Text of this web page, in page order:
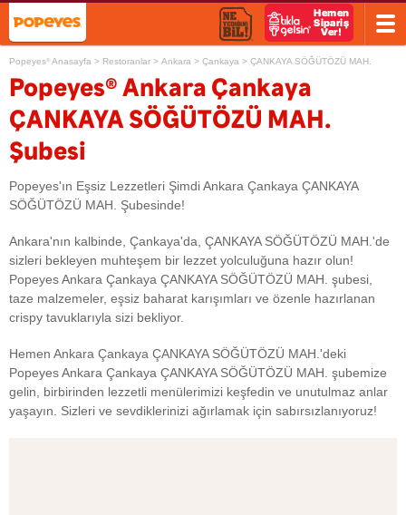
Popeyes® Anasayfa > Restoranlar > Ankara > Çankaya > ÇANKAYA SÖĞÜTÖZÜ MAH.
Popeyes® Ankara Çankaya
ÇANKAYA SÖĞÜTÖZÜ MAH.
Şubesi
Popeyes'ın Eşsiz Lezzetleri Şimdi Ankara Çankaya ÇANKAYA
SÖĞÜTÖZÜ MAH. Şubesinde!
Ankara'nın kalbinde, Çankaya'da, ÇANKAYA SÖĞÜTÖZÜ MAH.'de
sizleri bekleyen muhteşem bir lezzet yolculuğuna hazır olun!
Popeyes Ankara Çankaya ÇANKAYA SÖĞÜTÖZÜ MAH. şubesi,
taze malzemeler, eşsiz baharat karışımları ve özenle hazırlanan
crispy tavuklarıyla sizi bekliyor.
Hemen Ankara Çankaya ÇANKAYA SÖĞÜTÖZÜ MAH.'deki
Popeyes Ankara Çankaya ÇANKAYA SÖĞÜTÖZÜ MAH. şubemize
gelin, birbirinden lezzetli menülerimizi keşfedin ve unutulmaz anlar
yaşayın. Sizleri ve sevdiklerinizi ağırlamak için sabırsızlanıyoruz!